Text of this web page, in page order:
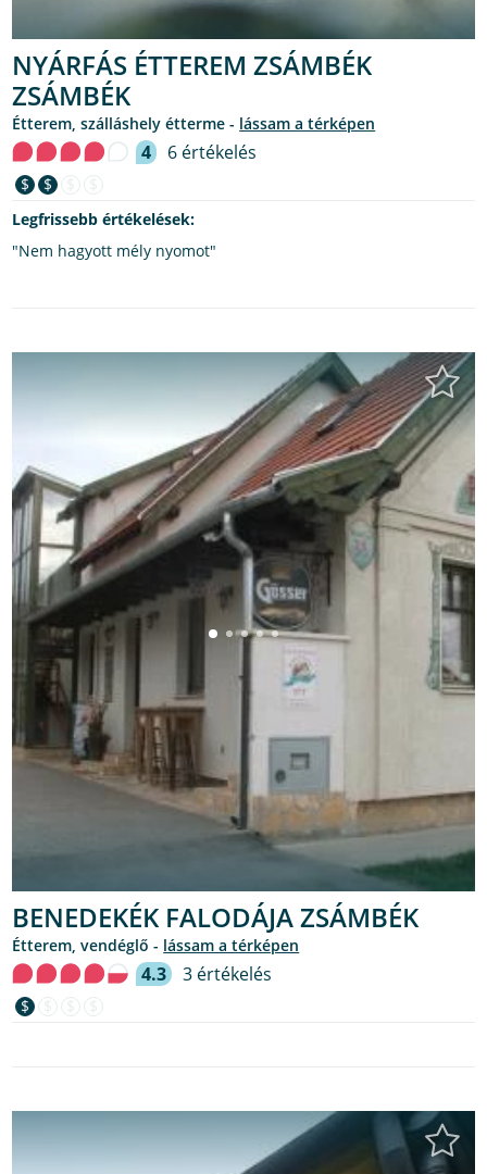
NYÁRFÁS ÉTTEREM ZSÁMBÉK
ZSÁMBÉK
étterem, szálláshely étterme - lássam a térképen
4 6 értékelés
$ $
Legfrissebb értékelések:
"Nem hagyott mély nyomot"
BENEDEKÉK FALODÁJA ZSÁMBÉK
étterem, vendéglő - lássam a térképen
4.3 3 értékelés
$